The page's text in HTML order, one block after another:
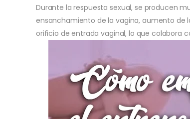
Durante la respuesta sexual, se producen
ensanchamiento de la vagina, aumento de
orificio de entrada vaginal, lo que colabora